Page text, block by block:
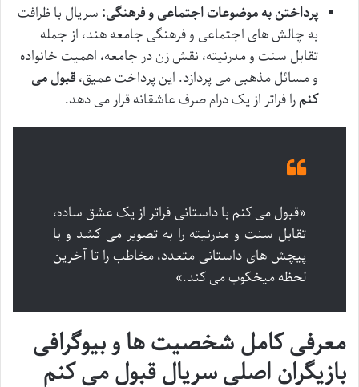
پرداختن به موضوعات اجتماعی و فرهنگی: سریال با ظرافت
به چالش های اجتماعی و فرهنگی جامعه هند، از جمله
تقابل سنت و مدرنیته، نقش زن در جامعه، اهمیت خانواده
و مسائل مذهبی می پردازد. این پرداخت عمیق،قبول می
کنمرا فراتر از یک درام صرف عاشقانه قرار می دهد.
«قبول می کنم با داستانی فراتر از یک عشق ساده،
تقابل سنت و مدرنیته را به تصویر می کشد و با
پیچش های داستانی متعدد، مخاطب را تا آخرین
لحظه میخکوب می کند.»
معرفی کامل شخصیت ها و بیوگرافی
بازیگران اصلی سریال قبول می کنم